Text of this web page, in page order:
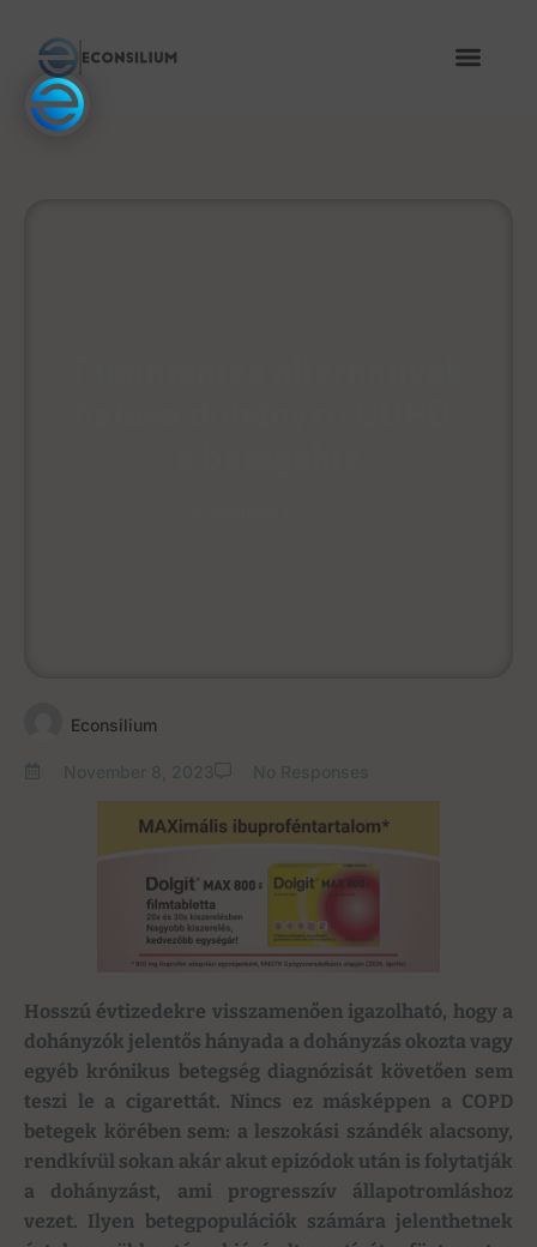
Econsilium
Hosszú évtizedekre visszamenően igazolható, hogy a
dohányzók jelentős hányada a dohányzás okozta vagy
egyéb krónikus betegség diagnózisát követően sem
teszi le a cigarettát. Nincs ez másképpen a COPD
betegek körében sem: a leszokási szándék alacsony,
rendkívül sokan akár akut epizódok után is folytatják
a dohányzást, ami progresszív állapotromláshoz
vezet. Ilyen betegpopulációk számára jelenthetnek